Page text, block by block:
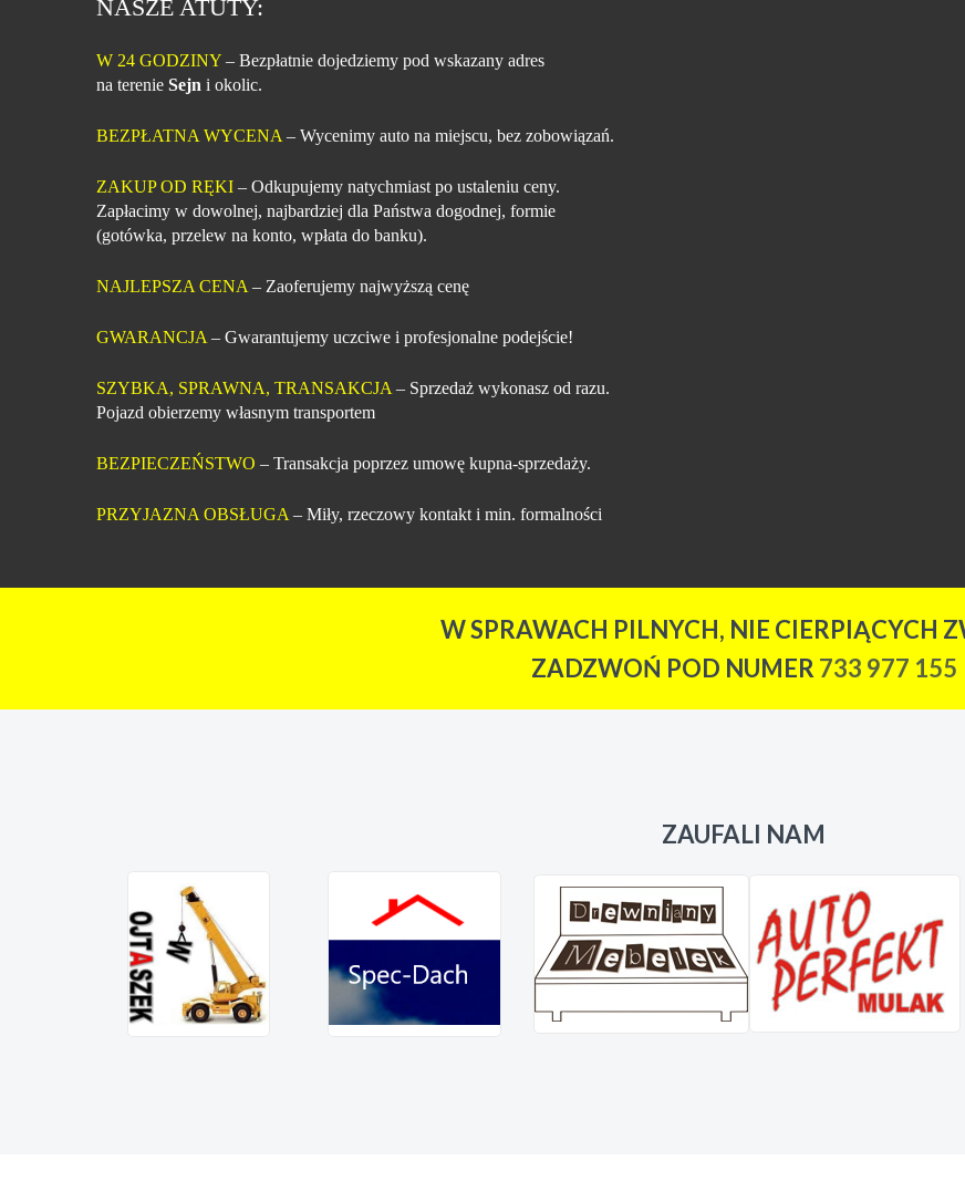
NASZE ATUTY:
W 24 GODZINY – Bezpłatnie dojedziemy pod wskazany adres
na terenie Sejn i okolic.
BEZPŁATNA WYCENA – Wycenimy auto na miejscu, bez zobowiązań.
ZAKUP OD RĘKI – Odkupujemy natychmiast po ustaleniu ceny.
Zapłacimy w dowolnej, najbardziej dla Państwa dogodnej, formie
(gotówka, przelew na konto, wpłata do banku).
NAJLEPSZA CENA – Zaoferujemy najwyższą cenę
GWARANCJA – Gwarantujemy uczciwe i profesjonalne podejście!
SZYBKA, SPRAWNA, TRANSAKCJA – Sprzedaż wykonasz od razu.
Pojazd obierzemy własnym transportem
BEZPIECZEŃSTWO – Transakcja poprzez umowę kupna-sprzedaży.
PRZYJAZNA OBSŁUGA – Miły, rzeczowy kontakt i min. formalności
W SPRAWACH PILNYCH, NIE CIERPIĄCYCH
ZADZWOŃ POD NUMER 733 977 155
ZAUFALI NAM